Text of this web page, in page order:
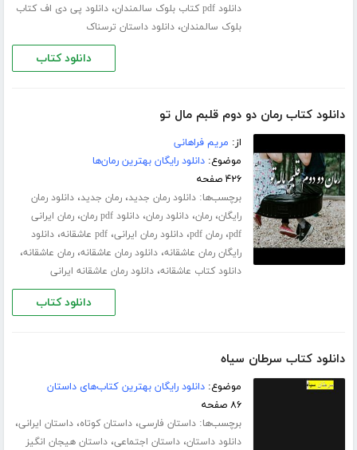
دانلود pdf کتاب بلوک سالمندان ،دانلود پی دی اف کتاب
بلوک سالمندان،دانلود داستان ترسناک
دانلود کتاب
دانلود کتاب رمان دو دوم قلبم مال تو
از: مریم فراهانی
موضوع:دانلود رایگان بهترین رمان‌ها
۴۲۶ صفحه
برچسب‌ها:دانلود رمان جدید،رمان جدید،دانلود رمان
رایگان،رمان،دانلود رمان،دانلود pdf رمان ،رمان ایرانی
pdf،رمان pdf ،دانلود رمان ایرانی،pdf عاشقانه ،دانلود
رایگان رمان عاشقانه،دانلود رمان عاشقانه،رمان عاشقانه،
دانلود کتاب عاشقانه،دانلود رمان عاشقانه ایرانی
دانلود کتاب
دانلود کتاب سرطان سیاه
موضوع:دانلود رایگان بهترین کتاب‌های داستان
۸۶ صفحه
برچسب‌ها:داستان فارسی،داستان کوتاه،داستان ایرانی،
دانلود داستان،داستان اجتماعی،داستان هیجان انگیز